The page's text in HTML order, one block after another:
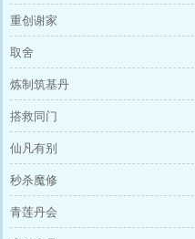
重创谢家
取舍
炼制筑基丹
搭救同门
仙凡有别
秒杀魔修
青莲丹会